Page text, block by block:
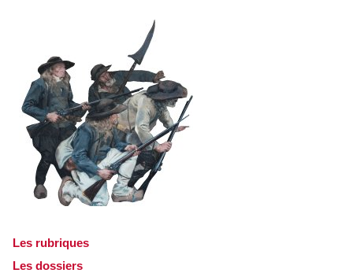
Les rubriques
Les dossiers